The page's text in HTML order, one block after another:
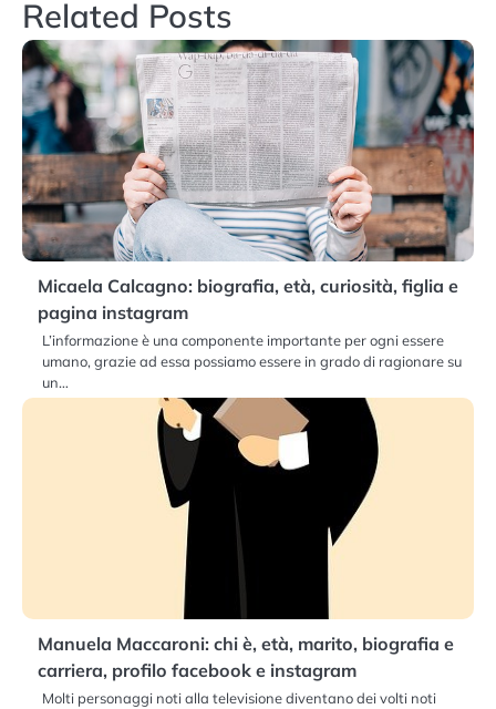
Related Posts
Micaela Calcagno: biografia, età, curiosità, figlia e
pagina instagram
L’informazione è una componente importante per ogni essere
umano, grazie ad essa possiamo essere in grado di ragionare su
un…
Manuela Maccaroni: chi è, età, marito, biografia e
carriera, profilo facebook e instagram
Molti personaggi noti alla televisione diventano dei volti noti